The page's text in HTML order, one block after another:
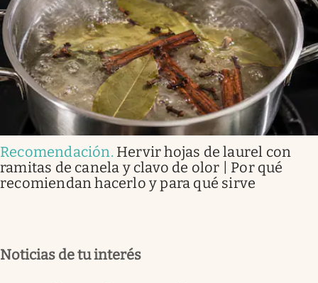
Recomendación. Hervir hojas de laurel con
ramitas de canela y clavo de olor | Por qué
recomiendan hacerlo y para qué sirve
Noticias de tu interés